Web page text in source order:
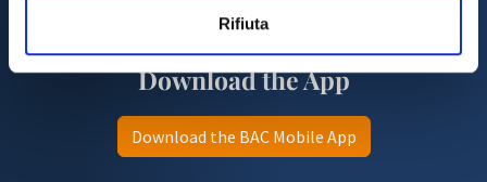
Rifiuta
Download the App
Download the BAC Mobile App